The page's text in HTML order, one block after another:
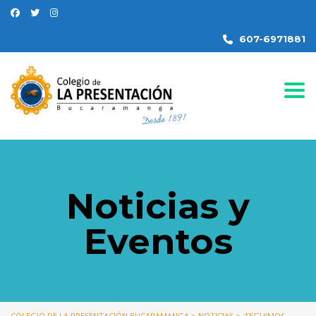
607-6971881
Noticias y
Eventos